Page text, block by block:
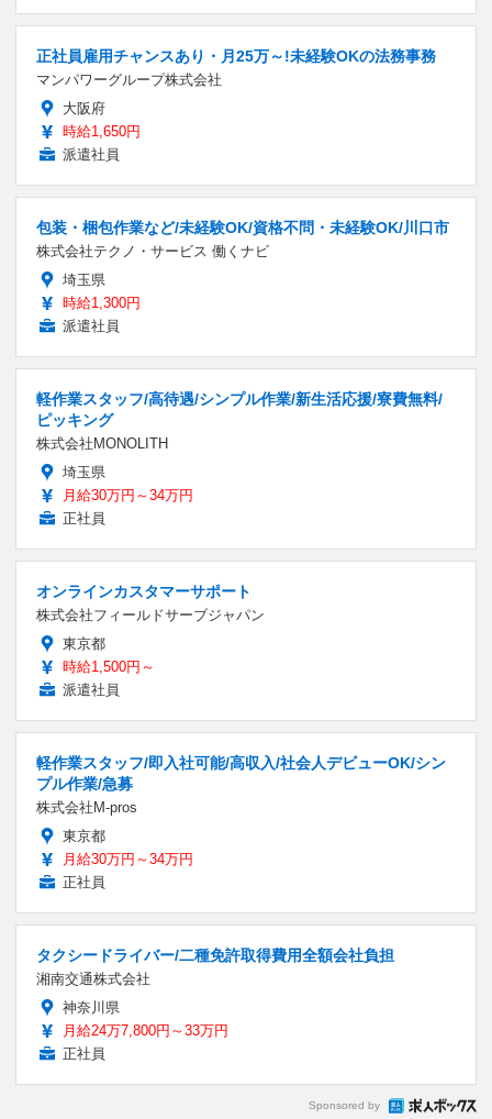
正社員雇用チャンスあり・月25万～!未経験OKの法務事務
マンパワーグループ株式会社
大阪府
時給1,650円
派遣社員
包装・梱包作業など/未経験OK/資格不問・未経験OK/川口市
株式会社テクノ・サービス 働くナビ
埼玉県
時給1,300円
派遣社員
軽作業スタッフ/高待遇/シンプル作業/新生活応援/寮費無料/
ピッキング
株式会社MONOLITH
埼玉県
月給30万円～34万円
正社員
オンラインカスタマーサポート
株式会社フィールドサーブジャパン
東京都
時給1,500円～
派遣社員
軽作業スタッフ/即入社可能/高収入/社会人デビューOK/シン
プル作業/急募
株式会社M-pros
東京都
月給30万円～34万円
正社員
タクシードライバー/二種免許取得費用全額会社負担
湘南交通株式会社
神奈川県
月給24万7,800円～33万円
正社員
Sponsored by